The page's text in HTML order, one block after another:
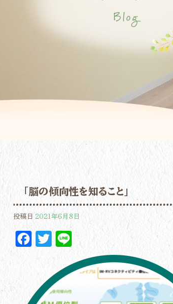
「脳の傾向性を知ること」
投稿日 2021年6月8日
Facebook
Twitter
Line